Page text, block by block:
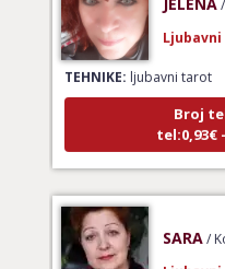
Ljubavni
TEHNIKE:ljubavni tarot
Broj
tel:0,93€
Ljubavni